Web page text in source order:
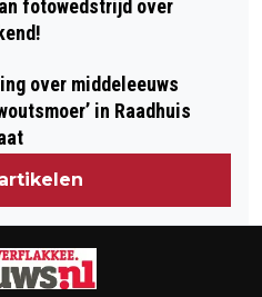
fotowedstrijd over
over middeleeuws
in Raadhuis